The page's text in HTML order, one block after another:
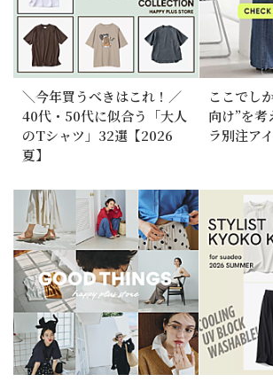
＼今年買うべきはこれ！／
40代・50代に似合う「大人
のTシャツ」32選【2026
夏】
ここでし
向け”を
ラ別注アイ